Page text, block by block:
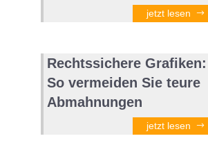
jetzt lesen
Rechtssichere Grafiken:
So vermeiden Sie teure
Abmahnungen
jetzt lesen